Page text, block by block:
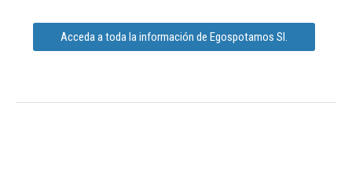
Acceda a toda la información de Egospotamos Sl.